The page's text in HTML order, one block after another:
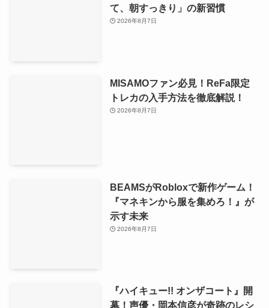
て、朝すっきり」の新習慣
2026年8月7日
MISAMOファン必見！ReFa限定
トレカの入手方法を徹底解説！
2026年8月7日
BEAMSがRobloxで新作ゲーム！
『マネキンから服を集めろ！』が
示す未来
2026年8月7日
『ハイキュー!! オンザコート』開
幕！声優・岡本信彦が奇跡のレシ